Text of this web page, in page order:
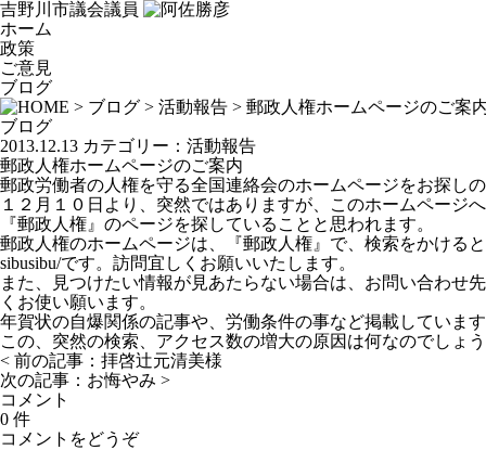
吉野川市議会議員
ホーム
政策
ご意見
ブログ
> ブログ > 活動報告 > 郵政人権ホームページのご案
ブログ
2013.12.13 カテゴリー： 活動報告
郵政人権ホームページのご案内
郵政労働者の人権を守る全国連絡会のホームページをお探し
１２月１０日より、突然ではありますが、このホームページ
『郵政人権』のページを探していることと思われます。
郵政人権のホームページは、『郵政人権』で、検索をかける
sibusibu/です。訪問宜しくお願いいたします。
また、見つけたい情報が見あたらない場合は、お問い合わせ
くお使い願います。
年賀状の自爆関係の記事や、労働条件の事など掲載していま
この、突然の検索、アクセス数の増大の原因は何なのでしょ
< 前の記事： 拝啓辻元清美様
次の記事： お悔やみ >
コメント
0 件
コメントをどうぞ